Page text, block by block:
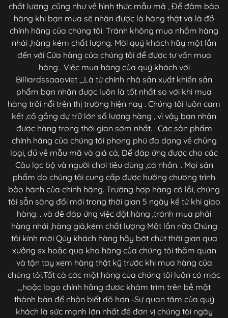
chất lượng ,cũng như về hình thức mẫu mã , Để đảm bảo
hàng khi bạn mua sẽ nhận được là hàng thật và là đồ
chính hãng của chúng tôi. Tránh không mua nhầm hàng
nhái ,hàng kém chất lượng. Mời quý khách hãy một lần
đến với Cửa hàng của chúng tôi để được tư vấn mua
hàng . Việc mua hàng của quý khách với
Billiardssaaoviet ,,,Là từ chính nhà sản xuất khiến sản
phẩm bạn nhận được luôn là tốt nhất so với khi mua
hàng trôi nổi trên thị trường hiện nay . Chúng tôi luôn cam
kết ,cố gắng dự trữ lớn số lượng hàng , vì vậy bạn nhận
được hàng trong thời gian sớm nhất. . Các sản phẩm
chính hãng của chúng tôi phong phú đa dạng về chủng
loại, đủ về mẫu mã và giá cả, Để đáp ứng được cho các
Câu lạc bộ và người chơi tiêu dùng ,cá nhân. . Mọi sản
phẩm do chúng tôi cung cấp được hưởng chương trình
bảo hành của chính hãng. Trường hợp hàng có lỗi, chúng
tôi sẵn sàng đổi mới trong thời gian 5 ngày kể từ khi giao
hàng. . và đê đáp ứng việc đặt hàng ,tránh mua phải
hàng nhái ,hàng giả,kém chất lượng Một lần nữa Chúng
tôi kính mời Qúy khách hàng hãy bớt chút thời gian qua
xưởng sx hoặc qua kho hàng của chúng tôi thăm quan
và tận tay xem hàng thật kỹ trước khi mua hàng của
chúng tôi.Tất cả các mặt hàng của chúng tôi luôn có mác
,,,hoặc logo chính hãng đươc khảm trìm trên bề mặt
thành bàn để nhận biết dõ hơn -Sự quan tâm của quý
khách là sức mạnh lớn nhất để đơn vị chúng tôi ngày